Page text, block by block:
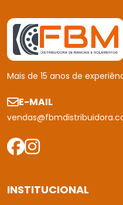
Mais de 15 anos de
E-MAIL
INSTITUCIONAL